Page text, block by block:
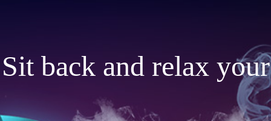
Sit back and relax your